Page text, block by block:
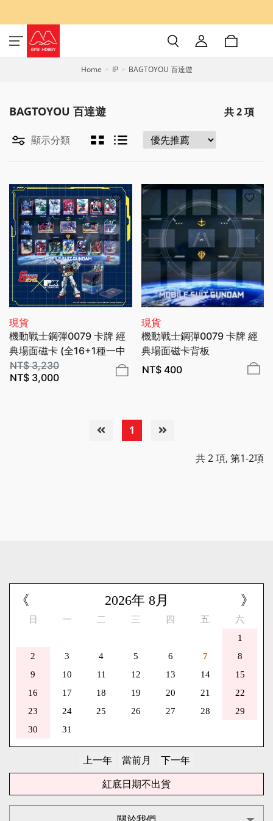
Home IP BAGTOYOU 百達遊
BAGTOYOU 百達遊 共2項
顯示分類
現貨
機動戰士鋼彈0079 卡牌 經
典場面磁卡 (全16+1種一中
盒17入販售) BAGTOYOU 百
達遊
NT$3,230
NT$ 3,000
現貨
機動戰士鋼彈0079 卡牌 經
典場面磁卡背板
BAGTOYOU 百達遊
NT$400
1
共 2 項, 第1-2項
《 》
2026年 8月
日 一 二 三 四 五
六
1
2
3 4 5 6 7
8
9
10 11 12 13 14
15
16
17 18 19 20 21
22
23
24 25 26 27 28
29
30
31
紅底日期不出貨